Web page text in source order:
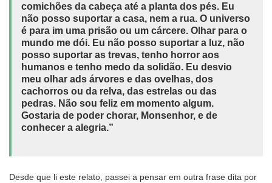
comichões da cabeça até a planta dos pés. Eu
não posso suportar a casa, nem a rua. O universo
é para im uma prisão ou um cárcere. Olhar para o
mundo me dói. Eu não posso suportar a luz, não
posso suportar as trevas, tenho horror aos
humanos e tenho medo da solidão. Eu desvio
meu olhar ads árvores e das ovelhas, dos
cachorros ou da relva, das estrelas ou das
pedras. Não sou feliz em momento algum.
Gostaria de poder chorar, Monsenhor, e de
conhecer a alegria.”
Desde que li este relato, passei a pensar em outra frase dita por